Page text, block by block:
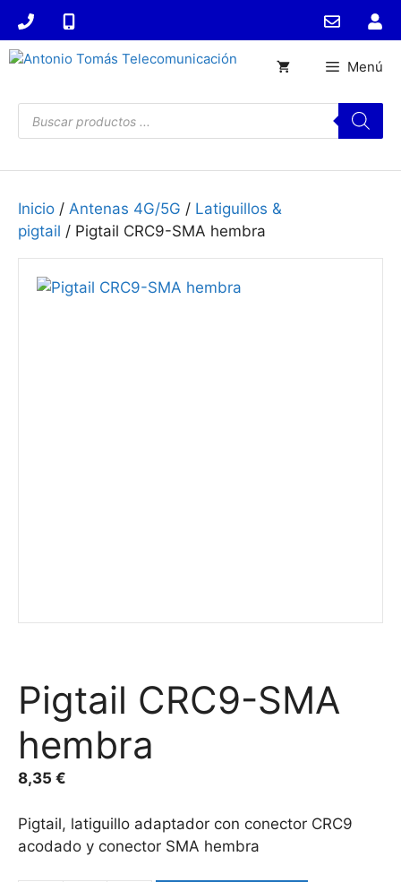
Saltar
contenido
Búsqueda
de
productos
Menú
Inicio / Antenas 4G/5G / Latiguillos &
pigtail / Pigtail CRC9-SMA hembra
Pigtail CRC9-SMA
hembra
8,35 €
Pigtail, latiguillo adaptador con conector CRC9
acodado y conector SMA hembra